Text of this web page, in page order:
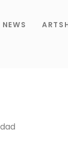
NEWS